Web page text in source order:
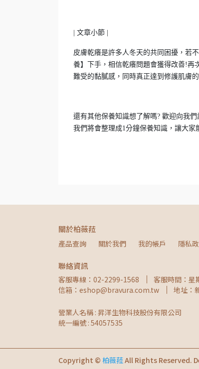
| 文章小節 |
皮膚乾癢是許多人冬天的共同困擾，若
養】下手，相信乾癢問題會獲得改善!再
難受的黏膩感，同時真正達到修護肌膚
還有其他保養知識想了解嗎? 歡迎向我們
我們將會整理成1分鐘保養知識，讓大家
關於柏薇菈
產品查詢 關於我們 我的帳戶 隱私
聯絡資訊
客服專線：02-2299-1568
客服時間：星
信箱：eshop@bravura.com.tw
地址：
營業人名稱 : 昇洋生物科技股份有限公司
統一編號 : 54057535
Copyright © 柏薇菈All Rights Reserved.